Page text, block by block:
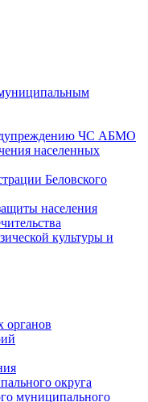
ЧС АБМО
населенных
Беловского
населения
культуры и
органов
округа
муниципального